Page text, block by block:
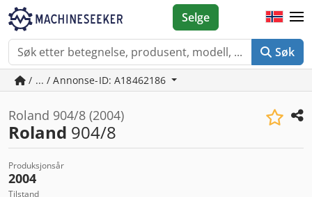
Søk
Selge
/ ... / Annonse-ID: A18462186
Roland 904/8 (2004)
Roland 904/8
Produksjonsår
2004
Tilstand